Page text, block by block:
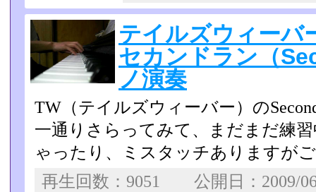
テイルズウィー
セカンドラン（
ノ演奏
TW（テイルズウィーバー）の
一通りさらってみて、まだまだ練
ゃったり、ミスタッチあり­ますが
再生回数：9051 公開日：